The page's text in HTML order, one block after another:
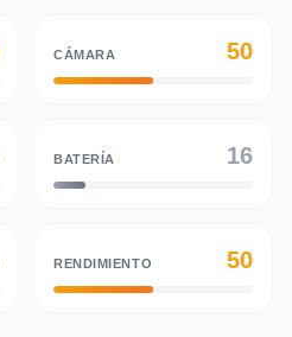
CÁMARA 50
BATERÍA 16
RENDIMIENTO 50